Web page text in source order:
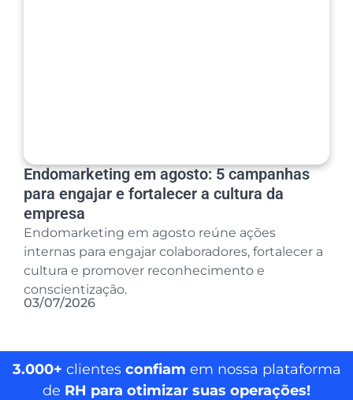
Endomarketing em agosto: 5 campanhas
para engajar e fortalecer a cultura da
empresa
Endomarketing em agosto reúne ações
internas para engajar colaboradores, fortalecer a
cultura e promover reconhecimento e
conscientização.
03/07/2026
3.000+ clientes confiam em nossa plataforma
de RH para otimizar suas operações!